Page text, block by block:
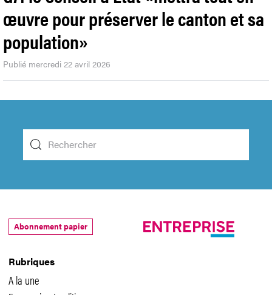
œuvre pour préserver le canton et sa
population»
Publié mercredi 22 avril 2026
Rubriques
A la une
Abonnement papier